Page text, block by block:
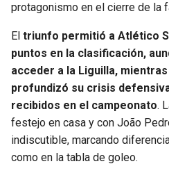
protagonismo en el cierre de la
El triunfo permitió a Atlético
puntos en la clasificación,
acceder a la Liguilla,
profundizó su crisis
recibidos en el campeonato.
festejo en casa y con João
indiscutible, marcando
como en la tabla de goleo.